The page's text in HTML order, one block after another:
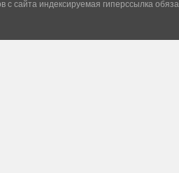
с сайта индексируемая гиперссылка